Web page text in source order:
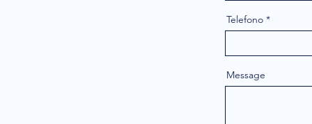
Telefono
Message